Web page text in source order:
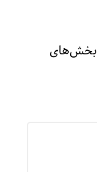
بخش‌های